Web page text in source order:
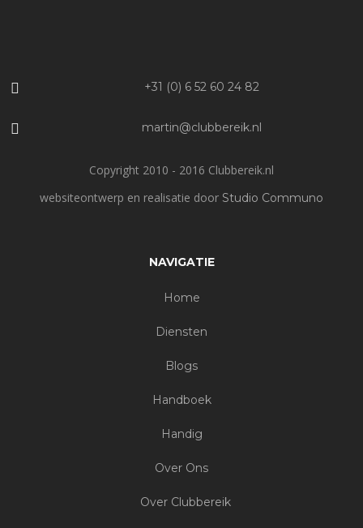
+31 (0) 6 52 60 24 82
martin@clubbereik.nl
Copyright 2010 - 2016 Clubbereik.nl
websiteontwerp en realisatie door Studio Communo
NAVIGATIE
Home
Diensten
Blogs
Handboek
Handig
Over Ons
Over Clubbereik